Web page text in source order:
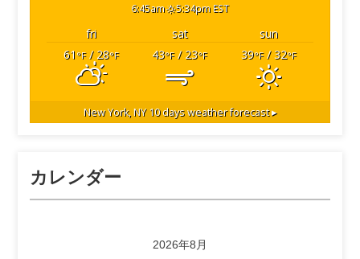
6:45am 5:34pm EST
fri sat
sun
61 °F/ 28°F 43°F/ 23°F 39°F/ 32°F
New York, NY10 days weather forecast ▸
カレンダー
2026年8月